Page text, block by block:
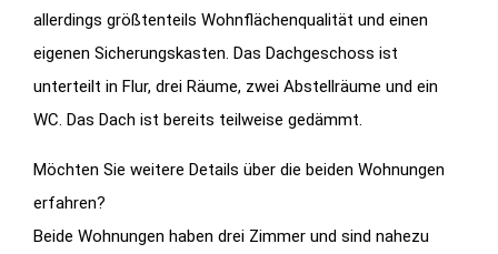
allerdings größtenteils Wohnflächenqualität und einen
eigenen Sicherungskasten. Das Dachgeschoss ist
unterteilt in Flur, drei Räume, zwei Abstellräume und ein
WC. Das Dach ist bereits teilweise gedämmt.
Möchten Sie weitere Details über die beiden Wohnungen
erfahren?
Beide Wohnungen haben drei Zimmer und sind nahezu